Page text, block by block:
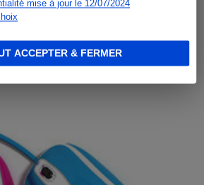
mise à jour le 12/07/2024
ACCEPTER & FERMER